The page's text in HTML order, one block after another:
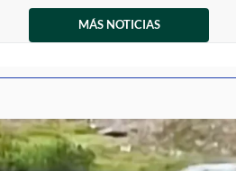
MÁS NOTICIAS